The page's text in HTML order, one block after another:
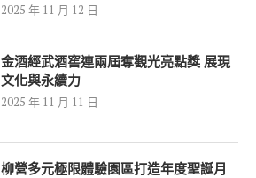
2025 年 11 月 12 日
金酒經武酒窖連兩屆奪觀光亮點獎 展現
文化與永續力
2025 年 11 月 11 日
柳營多元極限體驗園區打造年度聖誕月